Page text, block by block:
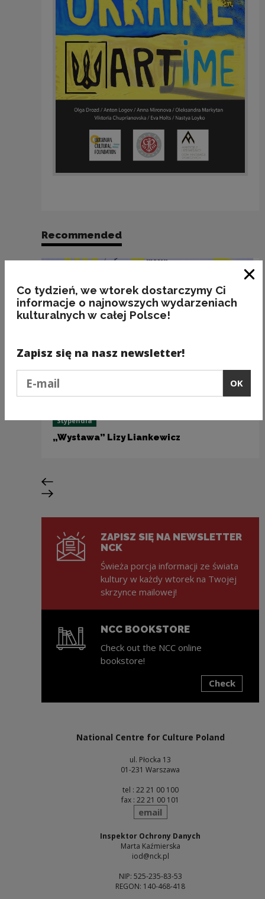
Recommended
Stypendia
„Wystawa” Lizy Liankewicz
Previous slide
Next slide
ZAPISZ SIĘ NA NEWSLETTER
NCK
Świeża porcja informacji ze świata
kultury w każdy wtorek na Twojej
skrzynce mailowej!
NCC BOOKSTORE
Check out the NCC online
bookstore!
Check
National Centre for Culture Poland
ul. Płocka 13
01-231 Warszawa
tel : 22 21 00 100
fax : 22 21 00 101
send
email
Inspektor Ochrony Danych
Marta Kaźmierska
iod@nck.pl
NIP: 525-235-83-53
REGON: 140-468-418
Co tydzień, we wtorek dostarczymy Ci
informacje o najnowszych wydarzeniach
kulturalnych w całej Polsce!
Zapisz się na nasz newsletter!
OK